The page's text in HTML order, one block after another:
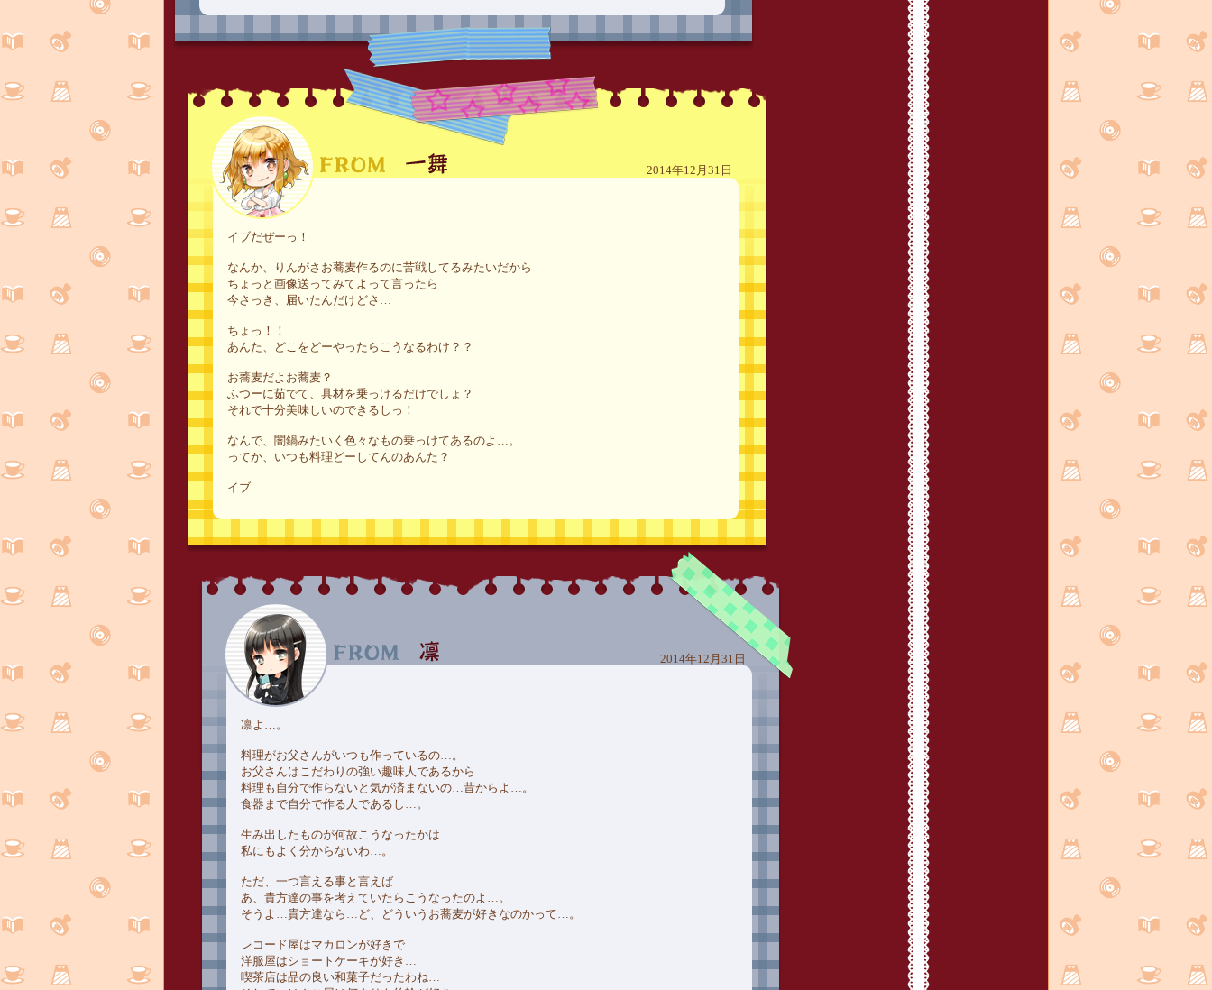
2014年12月31日
イブだぜーっ！
なんか、りんがさお蕎麦作るのに苦戦してるみたいだから
ちょっと画像送ってみてよって言ったら
今さっき、届いたんだけどさ…
ちょっ！！
あんた、どこをどーやったらこうなるわけ？？
お蕎麦だよお蕎麦？
ふつーに茹でて、具材を乗っけるだけでしょ？
それで十分美味しいのできるしっ！
なんで、闇鍋みたいく色々なもの乗っけてあるのよ…。
ってか、いつも料理どーしてんのあんた？
イブ
2014年12月31日
凛よ…。
料理がお父さんがいつも作っているの…。
お父さんはこだわりの強い趣味人であるから
料理も自分で作らないと気が済まないの…昔からよ…。
食器まで自分で作る人であるし…。
生み出したものが何故こうなったかは
私にもよく分からないわ…。
ただ、一つ言える事と言えば
あ、貴方達の事を考えていたらこうなったのよ…。
そうよ…貴方達なら…ど、どういうお蕎麦が好きなのかって…。
レコード屋はマカロンが好きで
洋服屋はショートケーキが好き…
喫茶店は品の良い和菓子だったわね…